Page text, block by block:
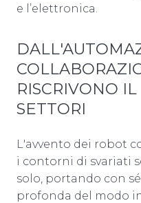
e l’elettronica.
RISCRIVONO
SETTORI
L'avvento dei robot
i contorni di svariati
solo, portando con
profonda del modo